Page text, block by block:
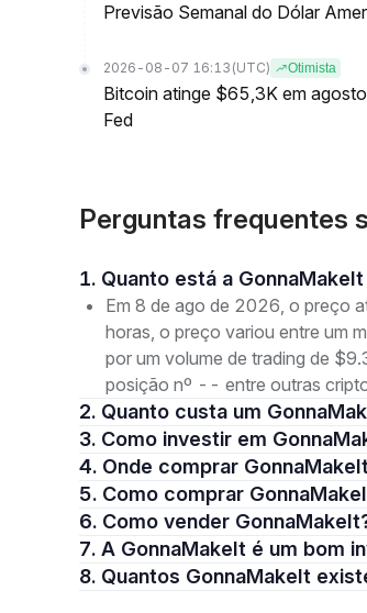
Previsão Semanal do Dólar
2026-08-07 16:13 (UTC) Otimista
Bitcoin atinge $65,3K em
Fed
Perguntas frequentes
1. Quanto está a
Em 8 de ago de 2026, o preço
horas, o preço variou entre um
por um volume de trading de
posição nº -- entre outras
2. Quanto custa um
3. Como investir em
4. Onde comprar
5. Como comprar
6. Como vender
7. A GonnaMakeIt é um bom
8. Quantos GonnaMakeIt